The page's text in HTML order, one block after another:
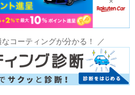
コーティングが分かる！ ／